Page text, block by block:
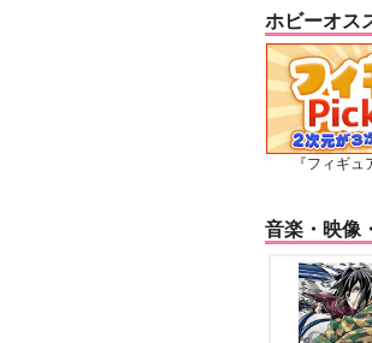
夜明
きみは最愛
ホビーオス
『フィギュ
音楽・映像